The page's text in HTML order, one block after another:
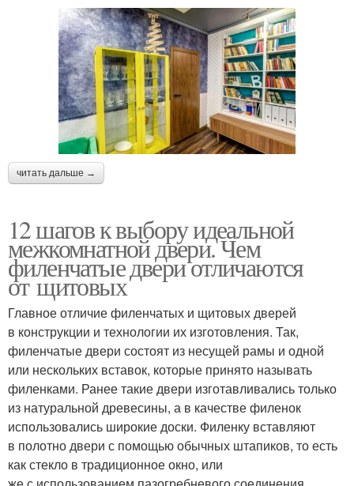
читать дальше →
12 шагов к выбору идеальной
межкомнатной двери. Чем
филенчатые двери отличаются
от щитовых
Главное отличие филенчатых и щитовых дверей
в конструкции и технологии их изготовления. Так,
филенчатые двери состоят из несущей рамы и одной
или нескольких вставок, которые принято называть
филенками. Ранее такие двери изготавливались только
из натуральной древесины, а в качестве филенок
использовались широкие доски. Филенку вставляют
в полотно двери с помощью обычных штапиков, то есть
как стекло в традиционное окно, или